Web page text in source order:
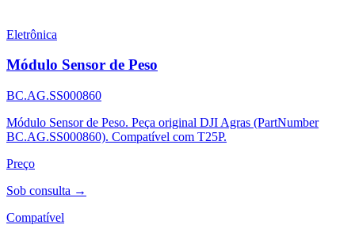
Eletrônica
Módulo Sensor de Peso
BC.AG.SS000860
Módulo Sensor de Peso. Peça original DJI Agras (PartNumber
BC.AG.SS000860). Compatível com T25P.
Preço
Sob consulta →
Compatível